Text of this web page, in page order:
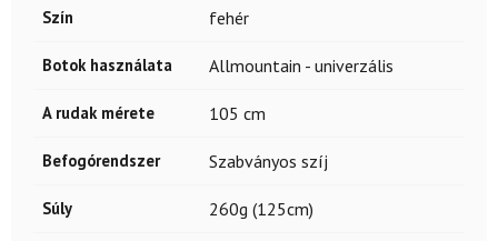
Szín fehér
Botok használata Allmountain - univerzális
A rudak mérete 105 cm
Befogórendszer Szabványos szíj
Súly 260g (125cm)